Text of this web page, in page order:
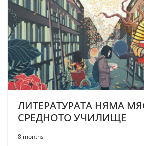
ЛИТЕРАТУРАТА НЯМА
СРЕДНОТО УЧИЛИЩЕ
8 months